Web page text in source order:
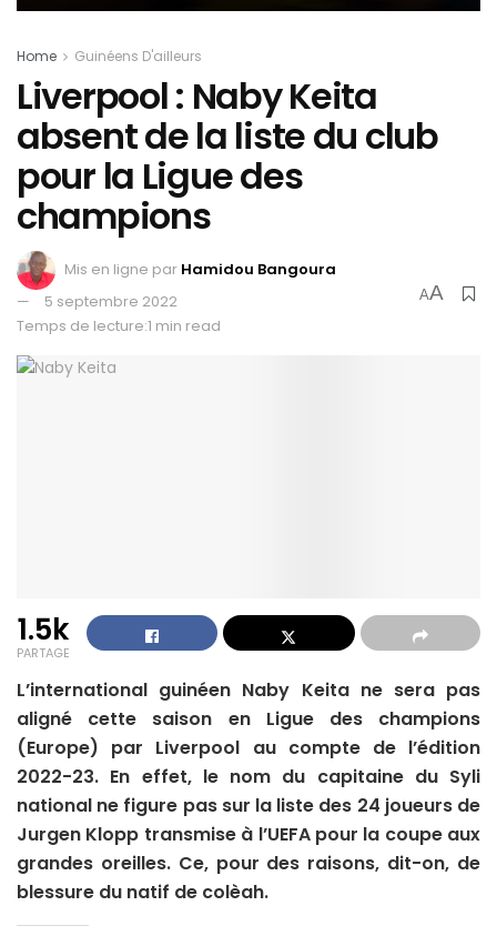
Home Guinéens D'ailleurs
Liverpool : Naby Keita
absent de la liste du club
pour la Ligue des
champions
Mis en ligne par Hamidou Bangoura
5 septembre 2022
Temps de lecture:1 min read
AA
1.5k
PARTAGE
L’international guinéen Naby Keita ne sera pas
aligné cette saison en Ligue des champions
(Europe) par Liverpool au compte de l’édition
2022-23. En effet, le nom du capitaine du Syli
national ne figure pas sur la liste des 24 joueurs de
Jurgen Klopp transmise à l’UEFA pour la coupe aux
grandes oreilles. Ce, pour des raisons, dit-on, de
blessure du natif de colèah.